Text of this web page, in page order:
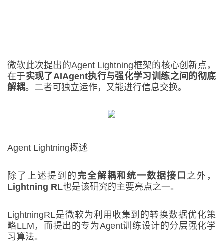
微软此次提出的Agent Lightning框架的核心创新点，
在于实现了AIAgent执行与强化学习训练之间的彻底
解耦。二者可独立运作，又能进行信息交换。
Agent Lightning概述
除了上述提到的 完全解耦和统一数据接口 之外，
Lightning RL也是该研究的主要亮点之一。
LightningRL是微软为利用收集到的转换数据优化策
略LLM，而提出的专为Agent训练设计的分层强化学
习算法。